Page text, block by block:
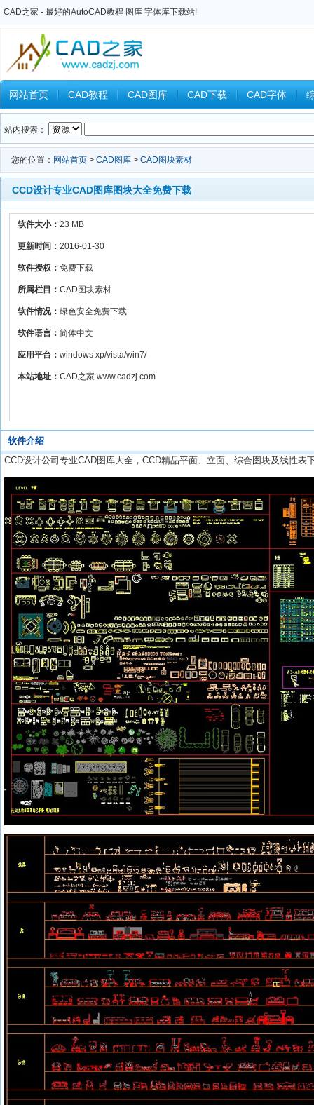
CAD之家 - 最好的AutoCAD教程 图库 字体库下载站!
网站首页 CAD教程 CAD图库 CAD下载 CAD字体
Inventor教程 Ansys教程 CAXA教程 中望CAD Catia教
站内搜索：
您的位置： 网站首页 > CAD图库 > CAD图块素材
CCD设计专业CAD图库图块大全免费下载
软件大小： 23 MB
更新时间： 2016-01-30
软件授权： 免费下载
所属栏目： CAD图块素材
软件情况： 绿色安全免费下载
软件语言： 简体中文
应用平台： windows xp/vista/win7/
本站地址： CAD之家 www.cadzj.com
软件介绍
CCD设计公司专业CAD图库大全，CCD精品平面、立面、综合图块及线性表